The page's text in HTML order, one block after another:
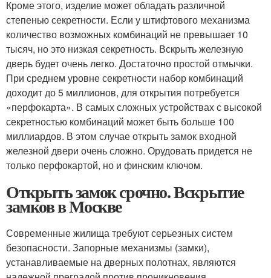
Кроме этого, изделие может обладать различной
степенью секретности. Если у штифтового механизма
количество возможных комбинаций не превышает 10
тысяч, но это низкая секретность. Вскрыть железную
дверь будет очень легко. Достаточно простой отмычки.
При среднем уровне секретности набор комбинаций
доходит до 5 миллионов, для открытия потребуется
«перфокарта». В самых сложных устройствах с высокой
секретностью комбинаций может быть больше 100
миллиардов. В этом случае открыть замок входной
железной двери очень сложно. Орудовать придется не
только перфокартой, но и финским ключом.
Открыть замок срочно. Вскрытие
замков в Москве
Современные жилища требуют серьезных систем
безопасности. Запорные механизмы (замки),
устанавливаемые на дверных полотнах, являются